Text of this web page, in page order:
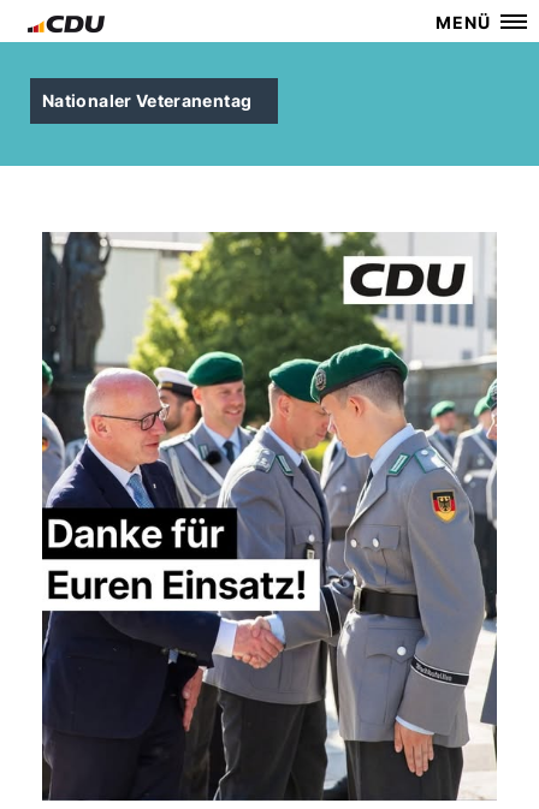
MENÜ
Nationaler Veteranentag